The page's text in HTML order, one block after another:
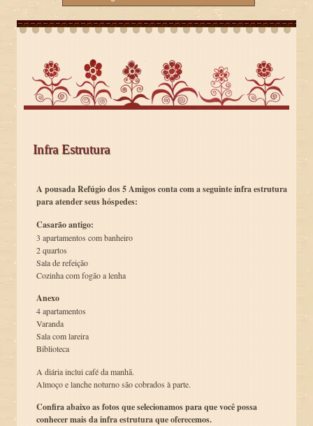
Infra Estrutura
A pousada Refúgio dos 5 Amigos conta com a seguinte infra estrutura
para atender seus hóspedes:
Casarão antigo:
3 apartamentos com banheiro
2 quartos
Sala de refeição
Cozinha com fogão a lenha
Anexo
4 apartamentos
Varanda
Sala com lareira
Biblioteca
A diária inclui café da manhã.
Almoço e lanche noturno são cobrados à parte.
Confira abaixo as fotos que selecionamos para que você possa
conhecer mais da infra estrutura que oferecemos.